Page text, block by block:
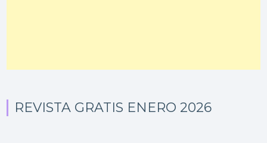
REVISTA GRATIS ENERO 2026